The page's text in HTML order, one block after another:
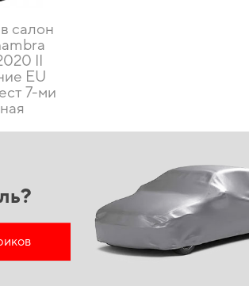
салон
II
EU
7-ми